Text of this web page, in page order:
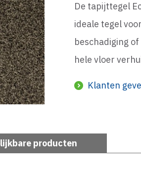
De tapijttegel
ideale tegel
beschadiging
hele vloer
Klanten
producten